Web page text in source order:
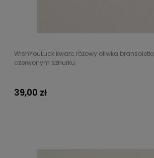
WishYouLuck kwarc różowy oliwka
czerwonym sznurku
39,00 zł